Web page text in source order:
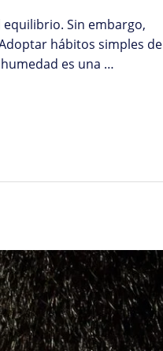
Sin embargo,
hábitos simples de
es una …